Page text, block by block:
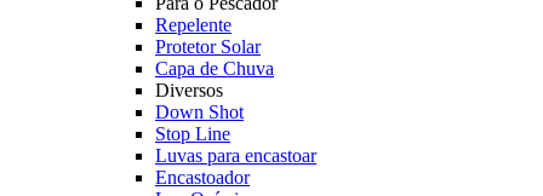
Repelente
Protetor Solar
Capa de Chuva
Diversos
Down Shot
Stop Line
Luvas para encastoar
Encastoador